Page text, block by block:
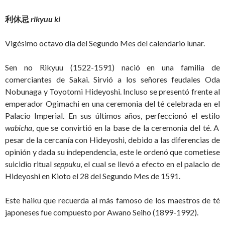
利休忌 rikyuu ki
Vigésimo octavo día del Segundo Mes del calendario lunar.
Sen no Rikyuu (1522-1591) nació en una familia de
comerciantes de Sakai. Sirvió a los señores feudales Oda
Nobunaga y Toyotomi Hideyoshi. Incluso se presentó frente al
emperador Ogimachi en una ceremonia del té celebrada en el
Palacio Imperial. En sus últimos años, perfeccionó el estilo
wabicha, que se convirtió en la base de la ceremonia del té. A
pesar de la cercanía con Hideyoshi, debido a las diferencias de
opinión y dada su independencia, este le ordenó que cometiese
suicidio ritual seppuku, el cual se llevó a efecto en el palacio de
Hideyoshi en Kioto el 28 del Segundo Mes de 1591.
Este haiku que recuerda al más famoso de los maestros de té
japoneses fue compuesto por Awano Seiho (1899-1992).